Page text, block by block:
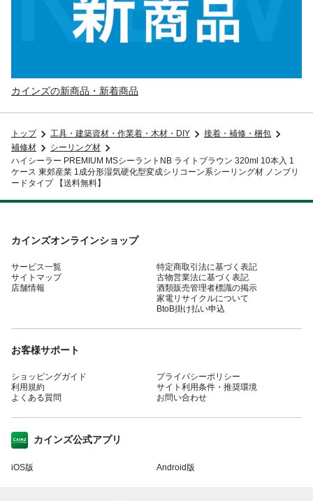
カインズの新商品・新着商品
トップ 工具・建築資材・作業着・木材・DIY
接着・補修・梱包
補修材
シーリング材
ハイシーラー PREMIUM MSシーラントNB ライトブラウン 320ml 10本入 1
ケース 東郊産業 1成分形湿気硬化型変成シリコーン系シーリング材 ノンブリ
ードタイプ 【送料無料】
カインズオンラインショップ
サービス一覧
サイトマップ
店舗情報
特定商取引法に基づく表記
古物営業法に基づく表記
酒類販売管理者標識の掲示
家電リサイクルについて
BtoB掛け払い申込
お客様サポート
ショッピングガイド
利用規約
よくある質問
プライバシーポリシー
サイト利用条件・推奨環境
お問い合わせ
カインズ公式アプリ
iOS版 Android版